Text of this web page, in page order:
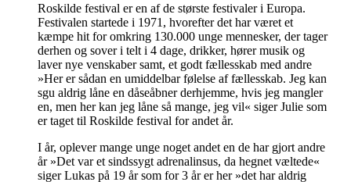
Roskilde festival er en af de største festivaler i Europa.
Festivalen startede i 1971, hvorefter det har været et
kæmpe hit for omkring 130.000 unge mennesker, der tager
derhen og sover i telt i 4 dage, drikker, hører musik og
laver nye venskaber samt, et godt fællesskab med andre
»Her er sådan en umiddelbar følelse af fællesskab. Jeg kan
sgu aldrig låne en dåseåbner derhjemme, hvis jeg mangler
en, men her kan jeg låne så mange, jeg vil« siger Julie som
er taget til Roskilde festival for andet år.
I år, oplever mange unge noget andet en de har gjort andre
år »Det var et sindssygt adrenalinsus, da hegnet væltede«
siger Lukas på 19 år som for 3 år er her »det har aldrig